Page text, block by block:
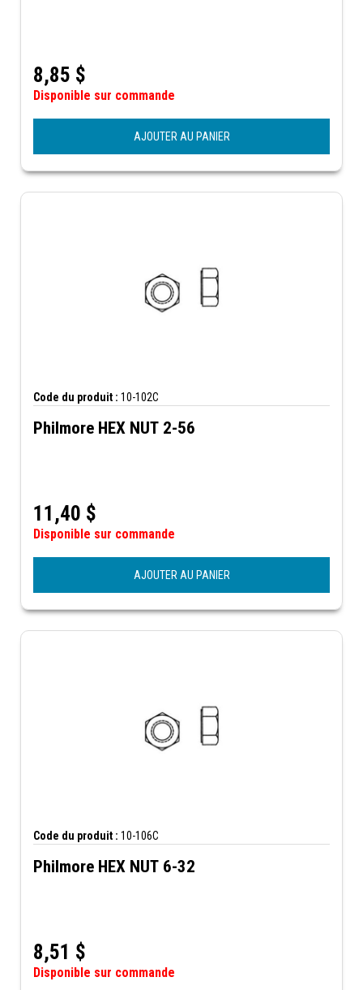
8,85 $
Disponible sur commande
AJOUTER AU PANIER
Code du produit : 10-102C
Philmore HEX NUT 2-56
11,40 $
Disponible sur commande
AJOUTER AU PANIER
Code du produit : 10-106C
Philmore HEX NUT 6-32
8,51 $
Disponible sur commande